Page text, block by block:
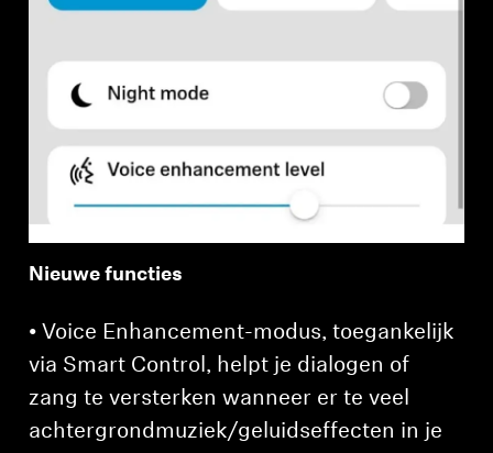
Nieuwe functies
• Voice Enhancement-modus, toegankelijk
via Smart Control, helpt je dialogen of
zang te versterken wanneer er te veel
achtergrondmuziek/geluidseffecten in je